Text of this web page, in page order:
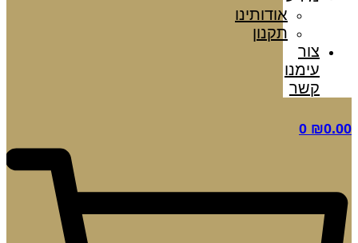
אודותינו
תקנון
צור
עימנו
קשר
₪0.00
0